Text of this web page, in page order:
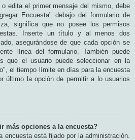
edita el primer mensaje del mismo, debe
Encuesta" debajo del formulario de
significa que no posee los permisos
Inserte un título y al menos dos
asegurándose de que cada opción se
línea del formulario. También puede
que el usuario puede seleccionar en la
el tiempo límite en días para la encuesta
último la opción de permitir a lo usuarios
más opciones a la encuesta?
encuesta está fijado por la administración.